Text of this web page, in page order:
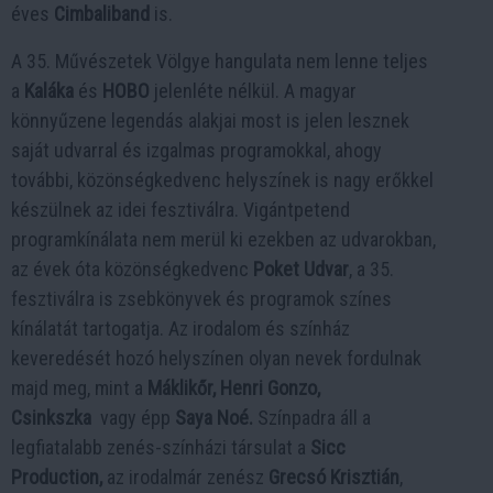
éves Cimbaliband is.
A 35. Művészetek Völgye hangulata nem lenne teljes
a Kaláka és HOBO jelenléte nélkül. A magyar
könnyűzene legendás alakjai most is jelen lesznek
saját udvarral és izgalmas programokkal, ahogy
további, közönségkedvenc helyszínek is nagy erőkkel
készülnek az idei fesztiválra. Vigántpetend
programkínálata nem merül ki ezekben az udvarokban,
az évek óta közönségkedvenc Poket Udvar, a 35.
fesztiválra is zsebkönyvek és programok színes
kínálatát tartogatja. Az irodalom és színház
keveredését hozó helyszínen olyan nevek fordulnak
majd meg, mint a Máklikőr, Henri Gonzo,
Csinkszka vagy épp Saya Noé. Színpadra áll a
legfiatalabb zenés-színházi társulat a Sicc
Production, az irodalmár zenész Grecsó Krisztián,